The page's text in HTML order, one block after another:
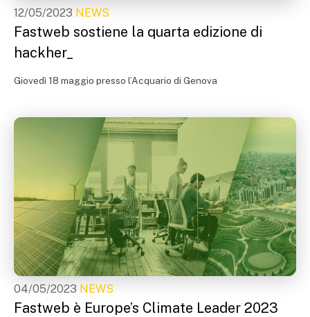
12/05/2023 NEWS
Fastweb sostiene la quarta edizione di
hackher_
Giovedì 18 maggio presso l’Acquario di Genova
04/05/2023 NEWS
Fastweb è Europe’s Climate Leader 2023